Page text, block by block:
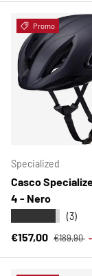
Promo
Specialized
Casco
4 - Nero
(3)
Prezzo di vendita
€157,00 Prezzo
€189,90